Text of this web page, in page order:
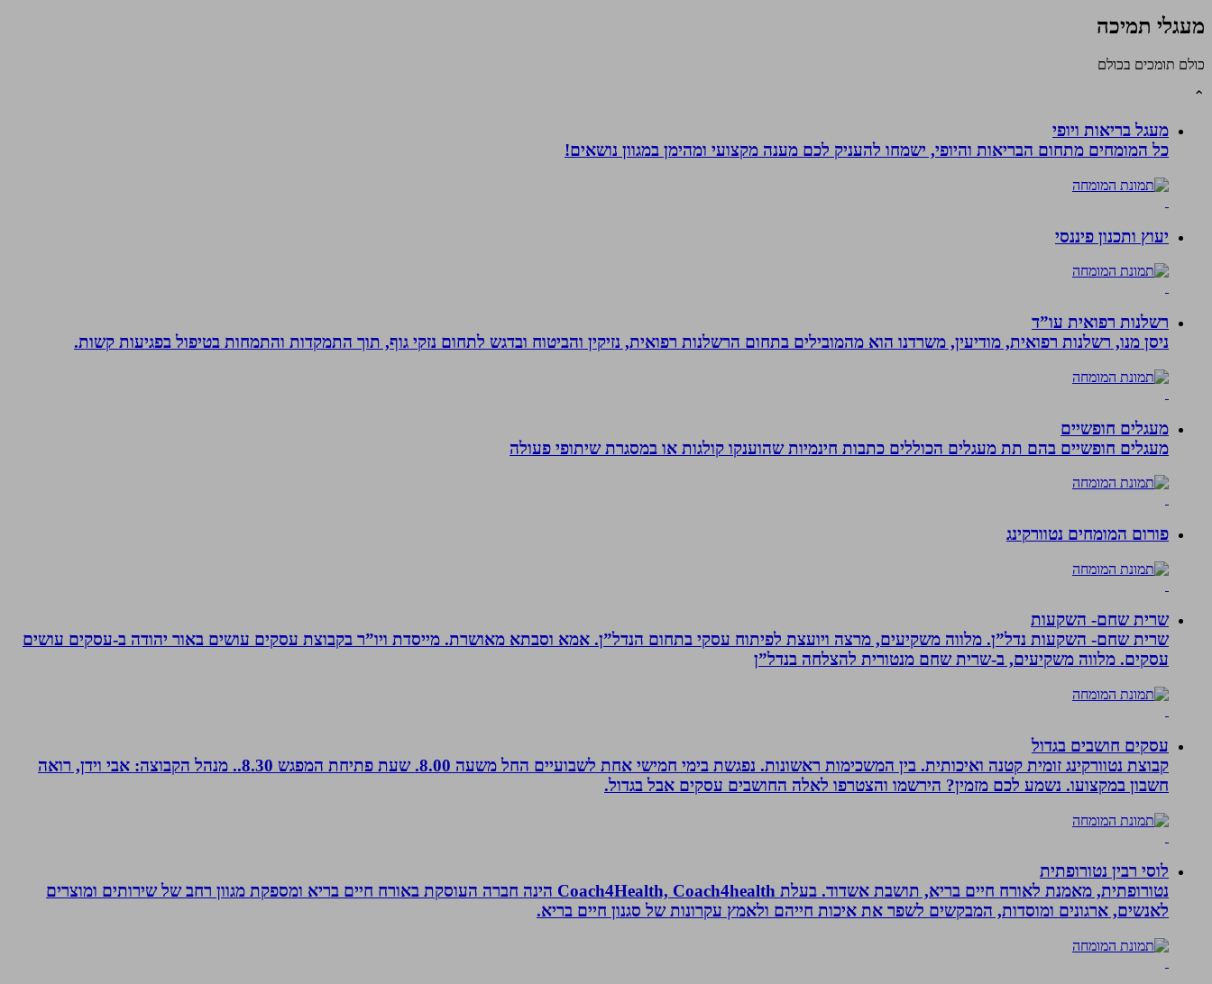
מעגלי תמיכה
כולם תומכים בכולם
⌃
מעגל בריאות ויופי
כל המומחים מתחום הבריאות והיופי, ישמחו להעניק לכם מענה מקצועי ומהימן במגוון נושאים!
יעוץ ותכנון פיננסי
רשלנות רפואית עו”ד
ניסן מנו, רשלנות רפואית, מודיעין, משרדנו הוא מהמובילים בתחום הרשלנות רפואית, נזיקין והביטוח ובדגש לתחום נזקי גוף, תוך התמקדות והתמחות בטיפול בפגיעות קשות.
מעגלים חופשיים
מעגלים חופשיים בהם תת מעגלים הכוללים כתבות חינמיות שהוענקו קולגות או במסגרת שיתופי פעולה
פורום המומחים נטוורקינג
שרית שחם- השקעות
שרית שחם- השקעות נדל”ן. מלווה משקיעים, מרצה ויועצת לפיתוח עסקי בתחום הנדל”ן. אמא וסבתא מאושרת. ‏מייסדת ויו”ר בקבוצת עסקים עושים באור יהודה‏ ב-‏עסקים עושים
עסקים‏. ‏מלווה משקיעים, ב-‏שרית שחם מנטורית להצלחה בנדל”ן‏
עסקים חושבים בגדול
קבוצת נטוורקינג זומית קטנה ואיכותית. בין המשכימות ראשונות. נפגשת בימי חמישי אחת לשבועיים החל משעה 8.00. שעת פתיחת המפגש 8.30.. מנהל הקבוצה: אבי וידן, רואה
חשבון במקצועו. נשמע לכם מזמין? הירשמו והצטרפו לאלה החושבים עסקים אבל בגדול.
לוסי רבין נטורופתית
נטורופתית, מאמנת לאורח חיים בריא, תושבת אשדוד. בעלת Coach4Health, Coach4health הינה חברה העוסקת באורח חיים בריא ומספקת מגוון רחב של שירותים ומוצרים
לאנשים, ארגונים ומוסדות, המבקשים לשפר את איכות חייהם ולאמץ עקרונות של סגנון חיים בריא.